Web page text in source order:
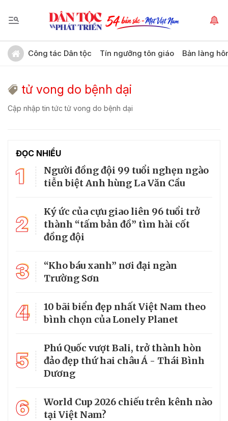
Công tác Dân tộc Tín ngưỡng tôn giáo Bản làng
tử vong do bệnh dại
Cập nhập tin tức tử vong do bệnh dại
ĐỌC NHIỀU
1
Người đồng đội 99 tuổi nghẹn ngào
tiễn biệt Anh hùng La Văn Cầu
2
Ký ức của cựu giao liên 96 tuổi trở
thành “tấm bản đồ” tìm hài cốt
đồng đội
3
“Kho báu xanh” nơi đại ngàn
Trường Sơn
4
10 bãi biển đẹp nhất Việt Nam theo
bình chọn của Lonely Planet
5
Phú Quốc vượt Bali, trở thành hòn
đảo đẹp thứ hai châu Á - Thái Bình
Dương
6
World Cup 2026 chiếu trên kênh nào
tại Việt Nam?